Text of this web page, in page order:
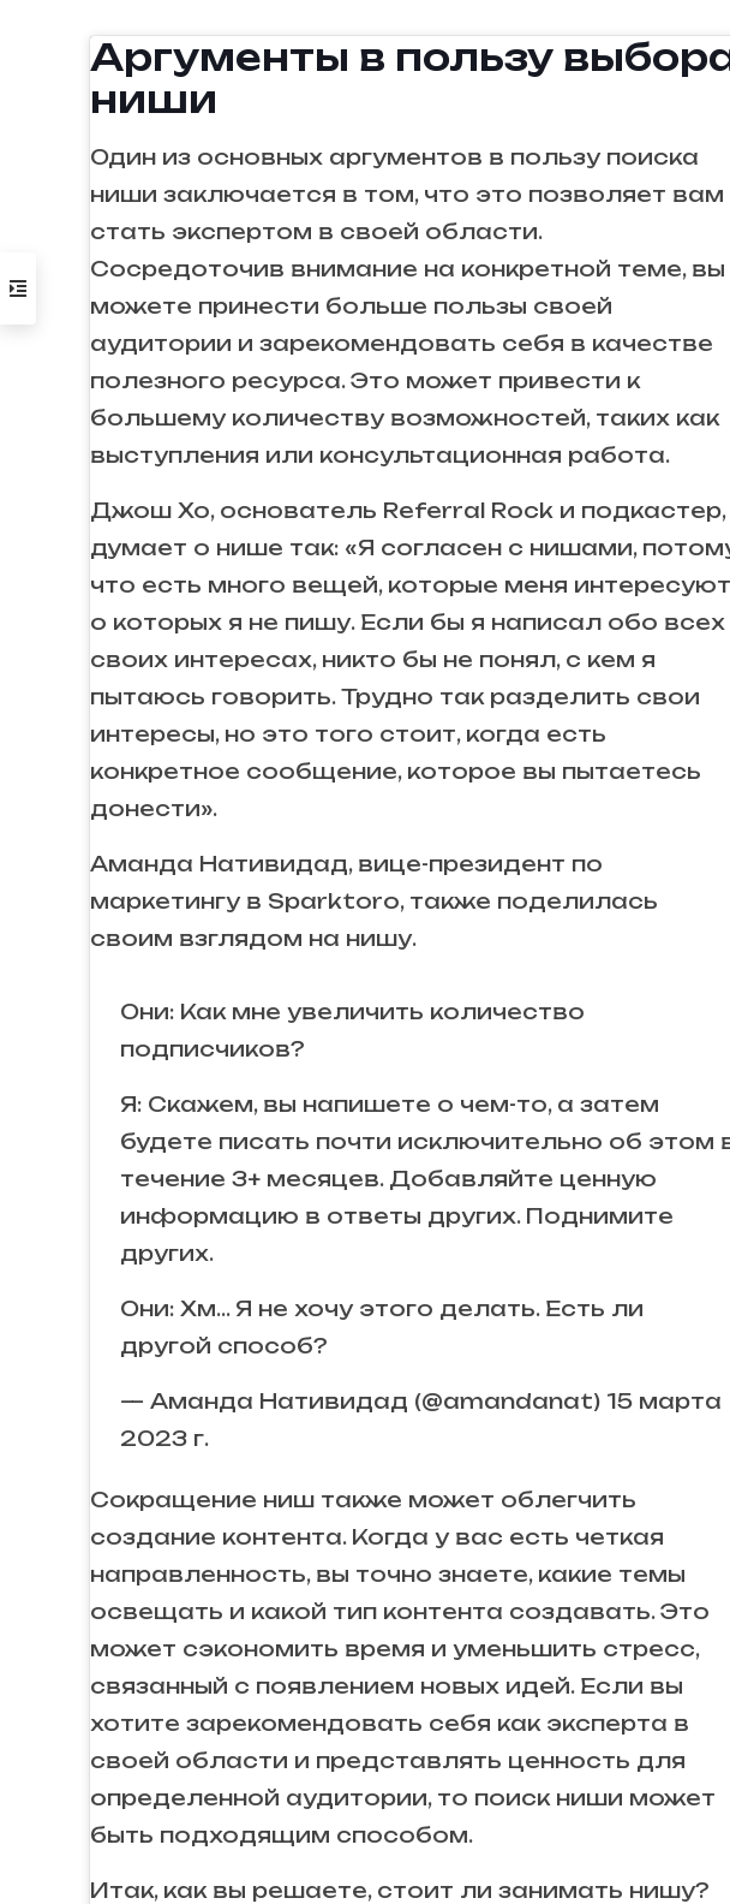
Аргументы в пользу
ниши
Один из основных аргументов в пользу поиска
ниши заключается в том, что это позволяет вам
стать экспертом в своей области.
Сосредоточив внимание на конкретной теме, вы
можете принести больше пользы своей
аудитории и зарекомендовать себя в качестве
полезного ресурса. Это может привести к
большему количеству возможностей, таких как
выступления или консультационная работа.
Джош Хо, основатель Referral Rock и подкастер,
думает о нише так: «Я согласен с нишами,
что есть много вещей, которые меня
о которых я не пишу. Если бы я написал обо всех
своих интересах, никто бы не понял, с кем я
пытаюсь говорить. Трудно так разделить свои
интересы, но это того стоит, когда есть
конкретное сообщение, которое вы пытаетесь
донести».
Аманда Нативидад, вице-президент по
маркетингу в Sparktoro, также поделилась
своим взглядом на нишу.
Они: Как мне увеличить количество
подписчиков?
Я: Скажем, вы напишете о чем-то, а затем
будете писать почти исключительно об этом
течение 3+ месяцев. Добавляйте ценную
информацию в ответы других. Поднимите
других.
Они: Хм… Я не хочу этого делать. Есть ли
другой способ?
— Аманда Нативидад (@amandanat) 15 марта
2023 г.
Сокращение ниш также может облегчить
создание контента. Когда у вас есть четкая
направленность, вы точно знаете, какие темы
освещать и какой тип контента создавать. Это
может сэкономить время и уменьшить стресс,
связанный с появлением новых идей. Если вы
хотите зарекомендовать себя как эксперта в
своей области и представлять ценность для
определенной аудитории, то поиск ниши может
быть подходящим способом.
Итак, как вы решаете, стоит ли занимать нишу?